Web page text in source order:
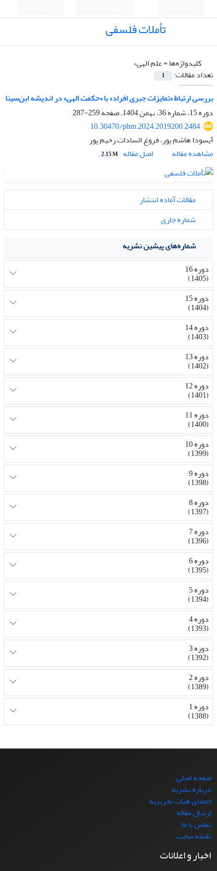
تأملات فلسفی
کلیدواژه‌ها =علم الهی»
تعداد مقالات:
1
بررسی ارتباط «تمایزات جبری افراد» با «حکمت الهی» در اندیشه ابن‌سینا
دوره 15، شماره 36، بهمن 1404، صفحه
259-287
10.30470/phm.2024.2019200.2484
آیسودا هاشم پور، فروغ السادات رحیم پور
مشاهده مقاله
اصل مقاله 2.15 M
مقالات آماده انتشار
شماره جاری
شماره‌های پیشین نشریه
دوره 16
(1405)
دوره 15
(1404)
دوره 14
(1403)
دوره 13
(1402)
دوره 12
(1401)
دوره 11
(1400)
دوره 10
(1399)
دوره 9
(1398)
دوره 8
(1397)
دوره 7
(1396)
دوره 6
(1395)
دوره 5
(1394)
دوره 4
(1393)
دوره 3
(1392)
دوره 2
(1389)
دوره 1
(1388)
صفحه اصلی
درباره نشریه
اعضای هیات تحریریه
ارسال مقاله
تماس با ما
نقشه سایت
اخبار و اعلانات